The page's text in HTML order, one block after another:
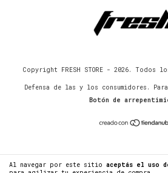
Al navegar por este sitio aceptás el uso
Copyright FRESH STORE - 2026. Todos
Defensa de las y los consumidores.
Botón de